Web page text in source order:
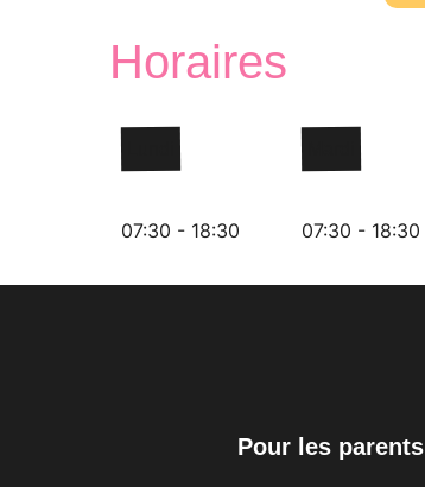
Horaires
07:30 - 18:30 07:30 - 18:30
Pour les parents